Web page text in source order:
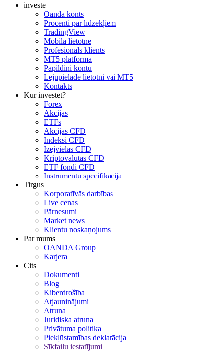
investē
Oanda konts
Procenti par līdzekļiem
TradingView
Mobilā lietotne
Profesionāls klients
MT5 platforma
Papildini kontu
Lejupielādē lietotni vai MT5
Kontakts
Kur investēt?
Forex
Akcijas
ETFs
Akcijas CFD
Indeksi CFD
Izejvielas CFD
Kriptovalūtas CFD
ETF fondi CFD
Instrumentu specifikācija
Tirgus
Korporatīvās darbības
Live cenas
Pārnesumi
Market news
Klientu noskaņojums
Par mums
OANDA Group
Karjera
Cits
Dokumenti
Blog
Kiberdrošība
Atjauninājumi
Atruna
Juridiska atruna
Privātuma politika
Piekļūstamības deklarācija
Sīkfailu iestatījumi